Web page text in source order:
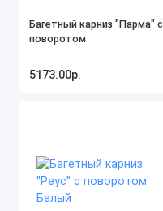
Багетный карниз "Парма" с
поворотом
5173.00р.